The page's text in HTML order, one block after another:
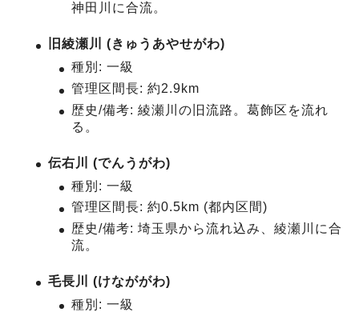
神田川に合流。
旧綾瀬川 (きゅうあやせがわ)
種別: 一級
管理区間長: 約2.9km
歴史/備考: 綾瀬川の旧流路。葛飾区を流れ
る。
伝右川 (でんうがわ)
種別: 一級
管理区間長: 約0.5km (都内区間)
歴史/備考: 埼玉県から流れ込み、綾瀬川に合
流。
毛長川 (けなががわ)
種別: 一級